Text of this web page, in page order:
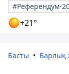
#Референдум-
+21°
Басты Барлық